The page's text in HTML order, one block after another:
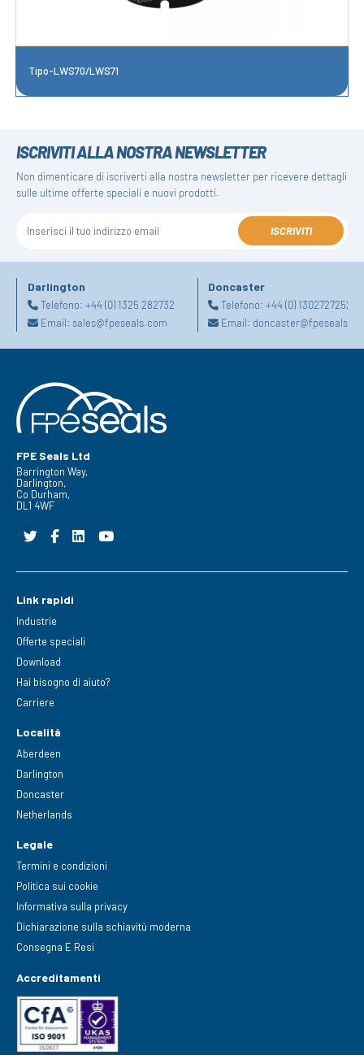
Tipo-LWS70/LWS71
ISCRIVITI ALLA NOSTRA NEWSLETTER
Non dimenticare di iscriverti alla nostra newsletter per ricevere dettagli
sulle ultime offerte speciali e nuovi prodotti.
ISCRIVITI
Darlington
Telefono: +44 (0) 1325 282732
Email: sales@fpeseals.com
Doncaster
Telefono:+44 (0) 1302727252
Email:
FPE Seals Ltd
Barrington Way,
Darlington,
Co Durham,
DL1 4WF
Link rapidi
Industrie
Offerte speciali
Download
Hai bisogno di aiuto?
Carriere
Località
Aberdeen
Darlington
Doncaster
Netherlands
Legale
Termini e condizioni
Politica sui cookie
Informativa sulla privacy
Dichiarazione sulla schiavitù moderna
Consegna E Resi
Accreditamenti